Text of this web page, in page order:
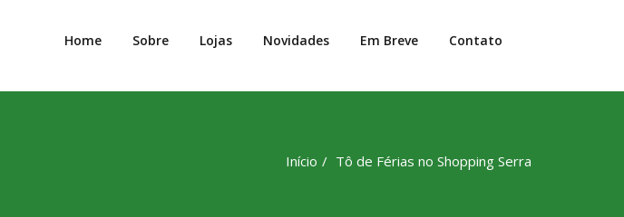
Home Sobre Lojas Novidades Em Breve Contato
Início Tô de Férias no Shopping Serra